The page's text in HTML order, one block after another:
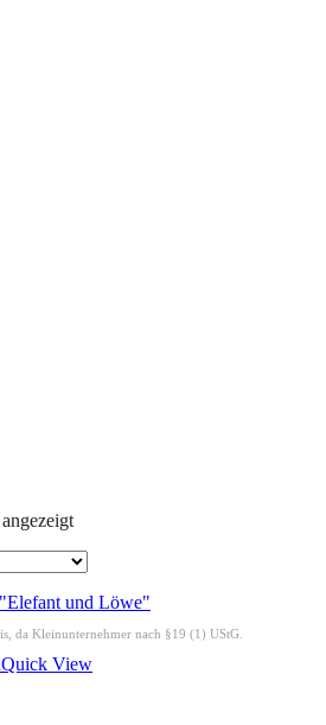
da Kleinunternehmer nach §19 (1) UStG.
Quick View